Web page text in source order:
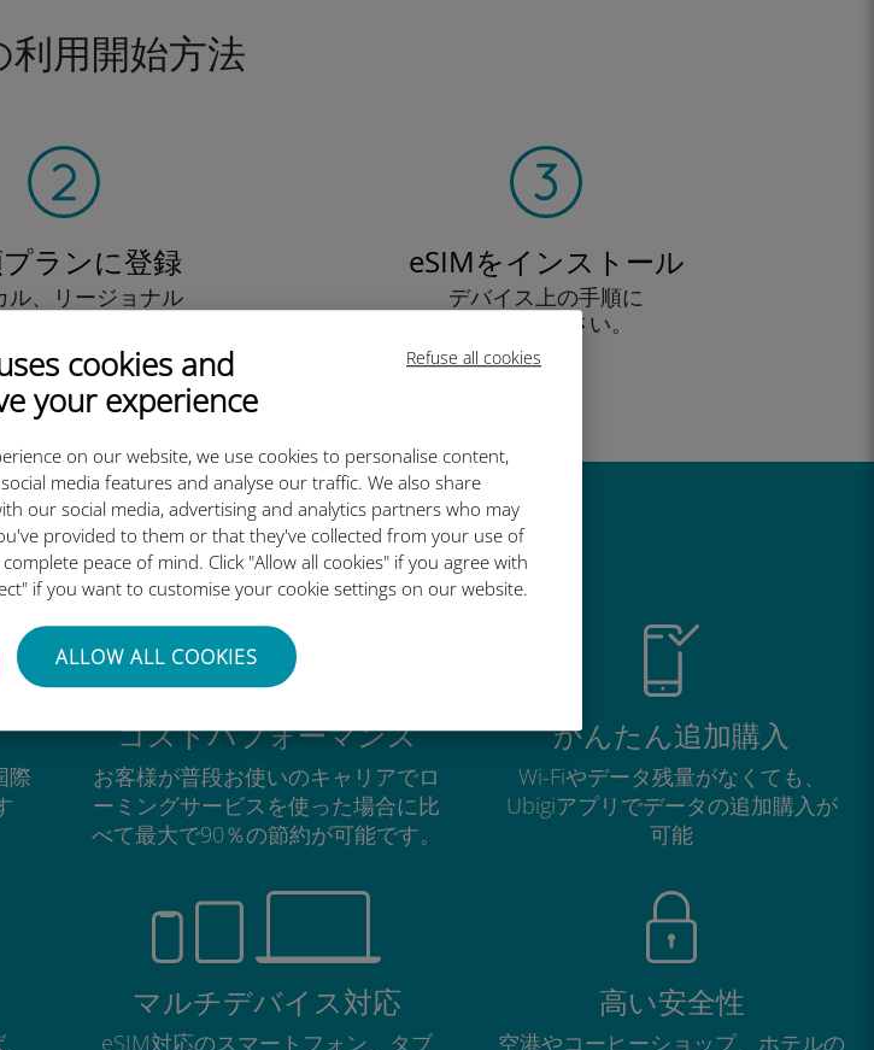
Refuse all cookies
cookies and
your experience
on our website, we use cookies to personalise content,
media features and analyse our traffic. We also share
our social media, advertising and analytics partners who may
provided to them or that they've collected from your use of
peace of mind. Click "Allow all cookies" if you agree with
if you want to customise your cookie settings on our website.
ALLOW ALL COOKIES
利用開始方法
プランに登録
ル、リージョナル
ーズに対応します！
eSIMをインストール
デバイス上の手順に
従ってください。
効率的！
eSIMがすごい理由
際
コストパフォーマンス
お客様が普段お使いのキャリアでロ
ーミングサービスを使った場合に比
べて最大で90％の節約が可能です。
かんたん追加購入
Wi-Fiやデータ残量がなくても、
Ubigiアプリでデータの追加購入が
可能
マルチデバイス対応
eSIM対応のスマートフォン、タブ
高い安全性
空港やコーヒーショップ、ホテルの